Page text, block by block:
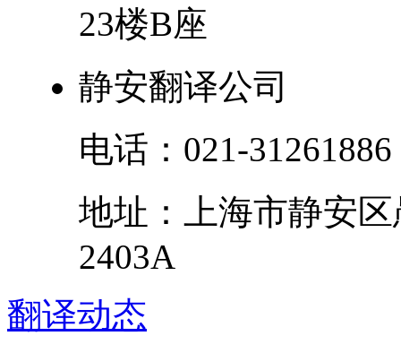
23楼B座
静安翻译公司
电话： 021-31261886
地址：
上海市静安区
2403A
翻译动态